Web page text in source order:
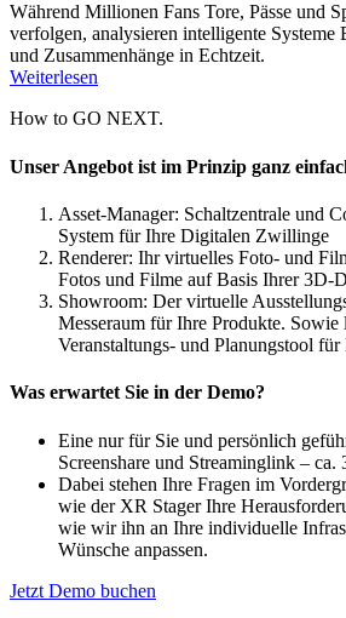
Während Millionen Fans Tore, Pässe und
verfolgen, analysieren intelligente Systeme
und Zusammenhänge in Echtzeit.
Weiterlesen
How to GO NEXT.
Unser Angebot ist im Prinzip ganz
Asset-Manager: Schaltzentrale und
System für Ihre Digitalen Zwillinge
Renderer: Ihr virtuelles Foto- und
Fotos und Filme auf Basis Ihrer 3D-
Showroom: Der virtuelle
Messeraum für Ihre Produkte. Sowie
Veranstaltungs- und Planungstool
Was erwartet Sie in der Demo?
Eine nur für Sie und persönlich
Screenshare und Streaminglink – ca.
Dabei stehen Ihre Fragen im
wie der XR Stager Ihre
wie wir ihn an Ihre individuelle
Wünsche anpassen.
Jetzt Demo buchen